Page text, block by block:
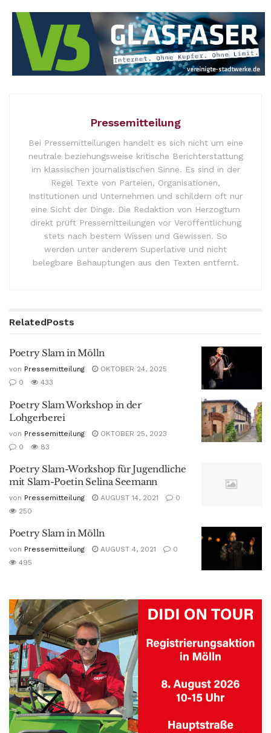
Pressemitteilung
Bei Pressemitteilungen handelt es sich nicht um eine
neutrale beziehungsweise kritische Berichterstattung
im klassischen journalistischen Sinne. Es sind in der
Regel Texte von Parteien, Organisationen,
Institutionen und Unternehmen und schildern oft nur
eine Sicht der Dinge. Die Redaktion von Herzogtum
direkt prüft Pressemitteilungen vor Veröffentlichung
stets nach bestem Wissen und Gewissen. So
werden unter anderem Superlative und nicht
belegbare Behauptungen aus den Texten entfernt.
RelatedPosts
Poetry Slam in Mölln
von Pressemitteilung
OKTOBER 24, 2025
0
433
Poetry Slam Workshop in der
Lohgerberei
von Pressemitteilung
OKTOBER 25, 2023
0
83
Poetry Slam-Workshop für Jugendliche
mit Slam-Poetin Selina Seemann
von Pressemitteilung AUGUST 14, 2021
0
250
Poetry Slam in Mölln
von Pressemitteilung AUGUST 4, 2021
0
495